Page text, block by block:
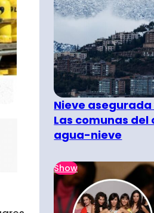
Nieve
Las comunas
agua-nieve
Show